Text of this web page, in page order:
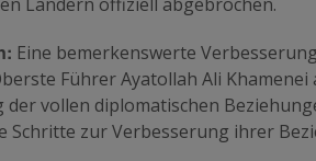
Eine bemerkenswerte
Führer Ayatollah Ali
vollen diplomatischen
Schritte zur Verbesserung ihrer